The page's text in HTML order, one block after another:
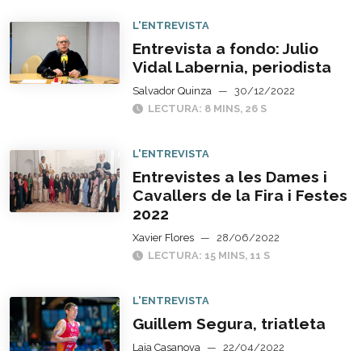
L'ENTREVISTA
Entrevista a fondo: Julio
Vidal Labernia, periodista
Salvador Quinza — 30/12/2022
LECTURA: 8 MINS, 26 S
L'ENTREVISTA
Entrevistes a les Dames i
Cavallers de la Fira i Festes
2022
Xavier Flores — 28/06/2022
LECTURA: 15 MINS, 11 S
L'ENTREVISTA
Guillem Segura, triatleta
Laia Casanova — 22/04/2022